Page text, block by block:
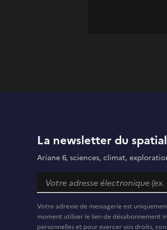
La newsletter du spatial
Ariane 6, sciences, climat,
Votre adresse de messagerie est
moment utiliser le lien de désabonnement
personnelles et pour exercer vos droits,